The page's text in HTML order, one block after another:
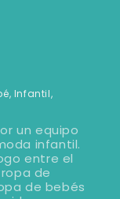
Infantil,
un equipo
infantil.
entre el
de
de bebés